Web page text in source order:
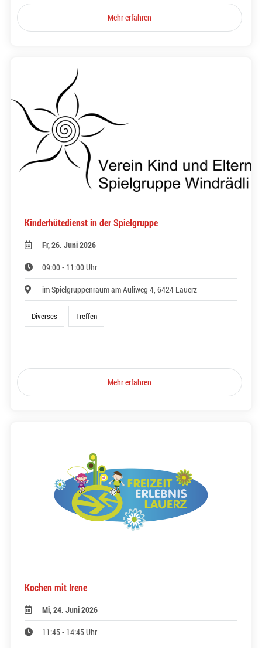
Mehr erfahren
Kinderhütedienst in der Spielgruppe
Fr, 26. Juni 2026
09:00 - 11:00 Uhr
im Spielgruppenraum am Auliweg 4, 6424 Lauerz
Diverses Treffen
Mehr erfahren
Kochen mit Irene
Mi, 24. Juni 2026
11:45 - 14:45 Uhr